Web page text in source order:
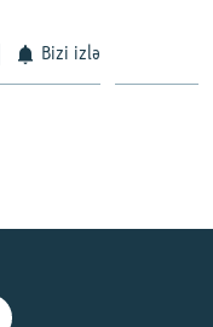
Bizi izlə